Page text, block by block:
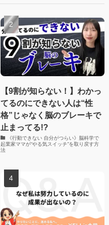
【9割が知らない！】わかっ
てるのにできない人は“性
格”じゃなく脳のブレーキで
止まってる!?
《行動できない 自分がつらい》脳科学で
起業家ママが“やる気スイッチ”を取り戻す方
法